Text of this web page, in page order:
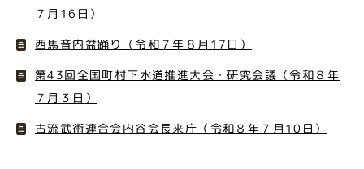
７月16日）
西馬音内盆踊り（令和７年８月17日）
第43回全国町村下水道推進大会・研究会議（令和８年
７月３日）
古流武術連合会内谷会長来庁（令和８年７月10日）